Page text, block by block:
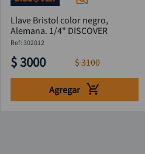
Llave Bristol color negro,
Alemana. 1/4" DISCOVER
:302012
$3000 $3100
Agregar